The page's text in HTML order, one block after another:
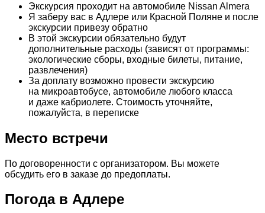
Экскурсия проходит на автомобиле Nissan Almera
Я заберу вас в Адлере или Красной Поляне и после
экскурсии привезу обратно
В этой экскурсии обязательно будут
дополнительные расходы (зависят от программы:
экологические сборы, входные билеты, питание,
развлечения)
За доплату возможно провести экскурсию
на микроавтобусе, автомобиле любого класса
и даже кабриолете. Стоимость уточняйте,
пожалуйста, в переписке
Место встречи
По договоренности с организатором. Вы можете
обсудить его в заказе до предоплаты.
Погода в Адлере